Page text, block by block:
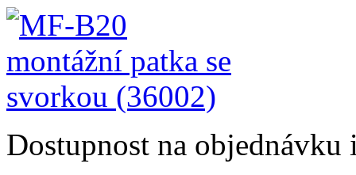
Dostupnost na objednávku